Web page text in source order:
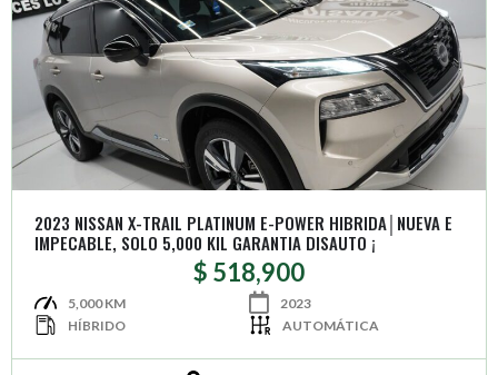
2023 NISSAN X-TRAIL PLATINUM E-POWER HIBRIDA│NUEVA E
IMPECABLE, SOLO 5,000 KIL GARANTIA DISAUTO ¡
$ 518,900
5,000 KM
2023
HÍBRIDO
AUTOMÁTICA